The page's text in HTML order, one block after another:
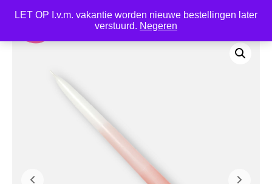
LET OP I.v.m. vakantie worden nieuwe bestellingen later
verstuurd. Negeren